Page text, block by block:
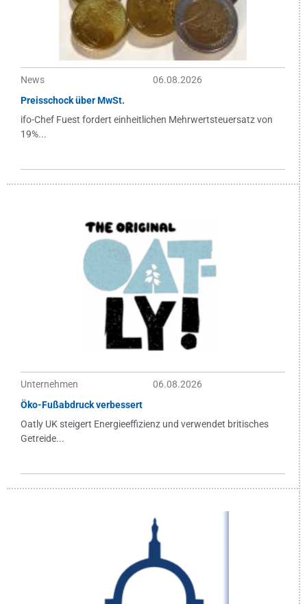
News
06.08.2026
Preisschock über MwSt.
ifo-Chef Fuest fordert einheitlichen Mehrwertsteuersatz von
19%...
Unternehmen
06.08.2026
Öko-Fußabdruck verbessert
Oatly UK steigert Energieeffizienz und verwendet britisches
Getreide...